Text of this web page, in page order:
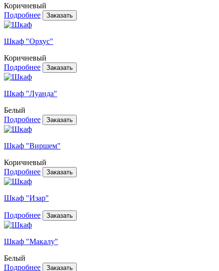
Коричневый
Подробнее
Шкаф "Орхус"
Коричневый
Подробнее
Шкаф "Луанда"
Белый
Подробнее
Шкаф "Виршем"
Коричневый
Подробнее
Шкаф "Изар"
Подробнее
Шкаф "Макалу"
Белый
Подробнее